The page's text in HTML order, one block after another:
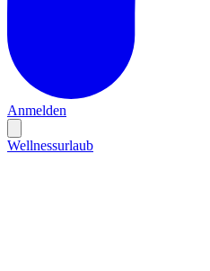
Anmelden
Wellnessurlaub